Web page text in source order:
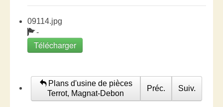
09114.jpg
-
Télécharger
Plans d'usine de pièces
Terrot, Magnat-Debon
Préc. Suiv.